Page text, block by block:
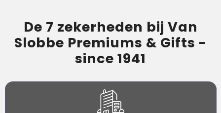
De 7 zekerheden bij Van
Slobbe Premiums & Gifts -
since 1941